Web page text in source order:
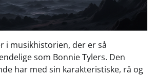
i musikhistorien, der er så
som Bonnie Tylers. Den
har med sin karakteristiske, rå og